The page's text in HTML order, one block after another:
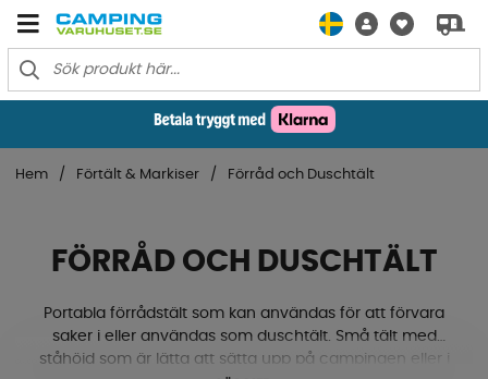
Hem Förtält & Markiser Förråd och Duschtält
FÖRRÅD OCH DUSCHTÄLT
Portabla förrådstält som kan användas för att förvara
saker i eller användas som duschtält. Små tält med
ståhöjd som är lätta att sätta upp på campingen eller i